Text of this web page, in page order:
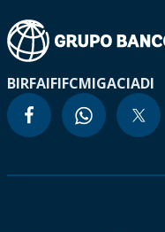
BIRFAIFIFCMIGACIADI